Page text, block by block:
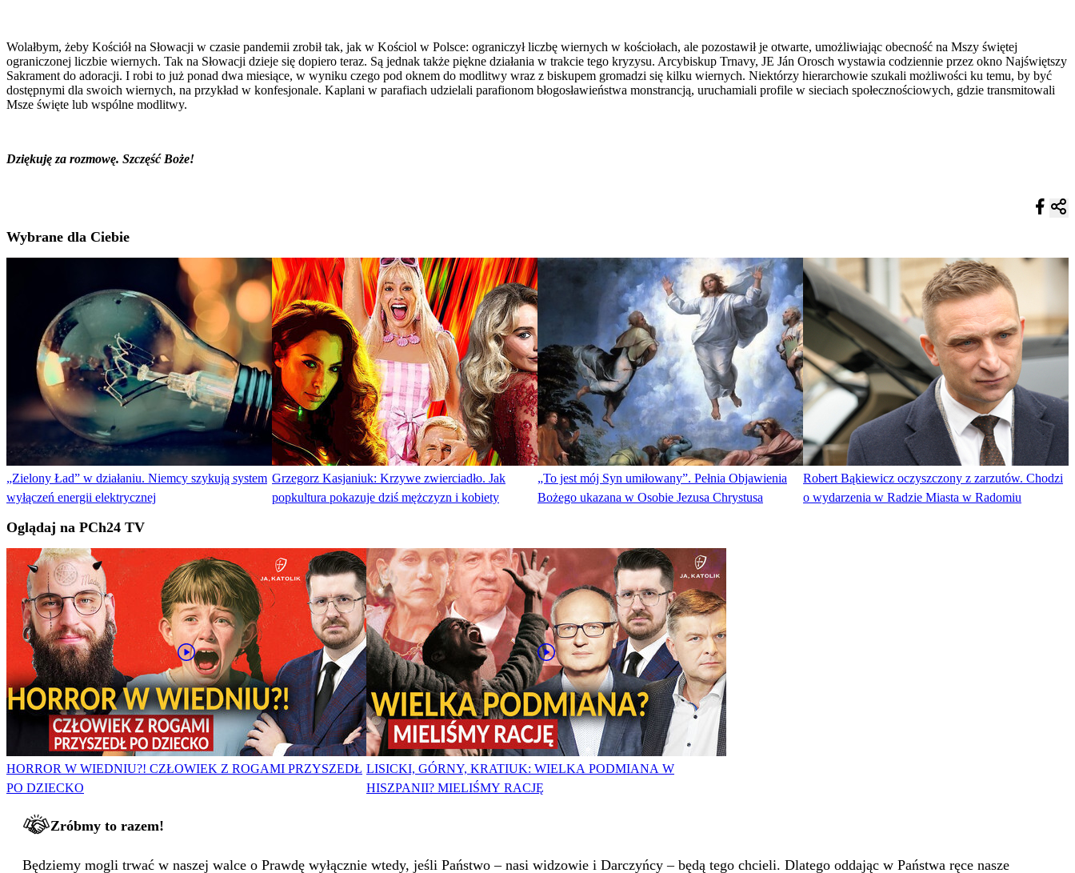
Wolałbym, żeby Kościół na Słowacji w czasie pandemii zrobił tak, jak w Kościol w Polsce: ograniczył liczbę wiernych w kościołach, ale pozostawił je otwarte, umożliwiając obecność na Mszy świętej
ograniczonej liczbie wiernych. Tak na Słowacji dzieje się dopiero teraz. Są jednak także piękne działania w trakcie tego kryzysu. Arcybiskup Trnavy, JE Ján Orosch wystawia codziennie przez okno Najświętszy
Sakrament do adoracji. I robi to już ponad dwa miesiące, w wyniku czego pod oknem do modlitwy wraz z biskupem gromadzi się kilku wiernych. Niektórzy hierarchowie szukali możliwości ku temu, by być
dostępnymi dla swoich wiernych, na przykład w konfesjonale. Kaplani w parafiach udzielali parafionom błogosławieństwa monstrancją, uruchamiali profile w sieciach społecznościowych, gdzie transmitowali
Msze święte lub wspólne modlitwy.
Dziękuję za rozmowę. Szczęść Boże!
Wybrane dla Ciebie
„Zielony Ład” w działaniu. Niemcy szykują system
wyłączeń energii elektrycznej
Grzegorz Kasjaniuk: Krzywe zwierciadło. Jak
popkultura pokazuje dziś mężczyzn i kobiety
„To jest mój Syn umiłowany”. Pełnia Objawienia
Bożego ukazana w Osobie Jezusa Chrystusa
Robert Bąkiewicz oczyszczony z zarzutów. Chodzi
o wydarzenia w Radzie Miasta w Radomiu
Oglądaj na PCh24 TV
HORROR W WIEDNIU?! CZŁOWIEK Z ROGAMI PRZYSZEDŁ
PO DZIECKO
LISICKI, GÓRNY, KRATIUK: WIELKA PODMIANA W
HISZPANII? MIELIŚMY RACJĘ
Zróbmy to razem!
Będziemy mogli trwać w naszej walce o Prawdę wyłącznie wtedy, jeśli Państwo – nasi widzowie i Darczyńcy – będą tego chcieli. Dlatego oddając w Państwa ręce nasze